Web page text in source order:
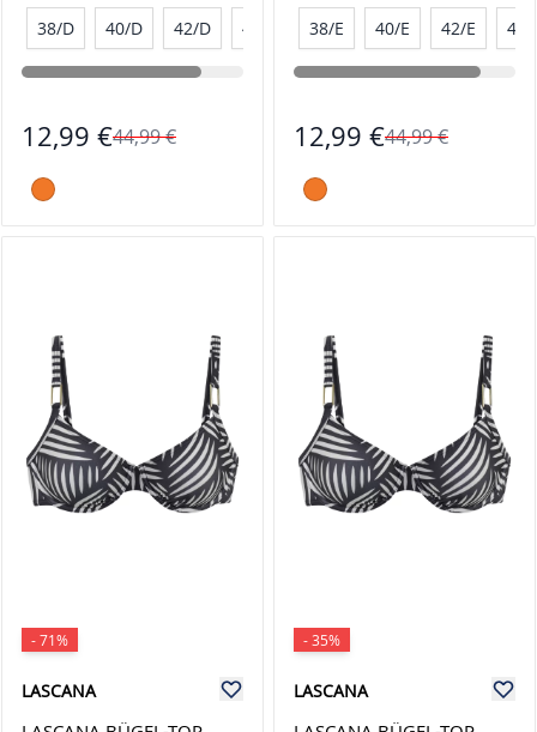
38/D 40/D 42/D 44/D
12,99 €44,99 €
38/E 40/E 42/E 44/
12,99 €44,99 €
- 71%
LASCANA
- 35%
LASCANA